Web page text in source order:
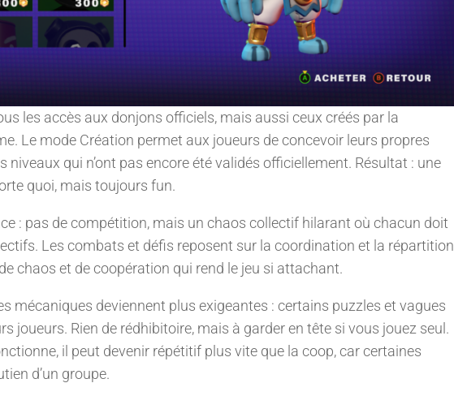
les accès aux donjons officiels, mais aussi ceux créés par la
Le mode Création permet aux joueurs de concevoir leurs propres
qui n’ont pas encore été validés officiellement. Résultat : une
quoi, mais toujours fun.
: pas de compétition, mais un chaos collectif hilarant où chacun doit
Les combats et défis reposent sur la coordination et la répartition
chaos et de coopération qui rend le jeu si attachant.
mécaniques deviennent plus exigeantes : certains puzzles et vagues
joueurs. Rien de rédhibitoire, mais à garder en tête si vous jouez seul.
il peut devenir répétitif plus vite que la coop, car certaines
d’un groupe.